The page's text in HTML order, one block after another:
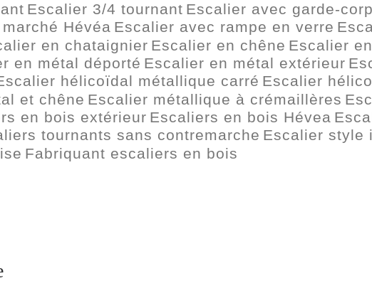
Escalier 3/4 tournant Escalier avec garde-
Hévéa Escalier avec rampe en verre
en chataignier Escalier en chêne Escalier
en métal déporté Escalier en métal extérieur
hélicoïdal métallique carré Escalier
et chêne Escalier métallique à crémaillères
en bois extérieur Escaliers en bois Hévea
tournants sans contremarche Escalier style
Fabriquant escaliers en bois